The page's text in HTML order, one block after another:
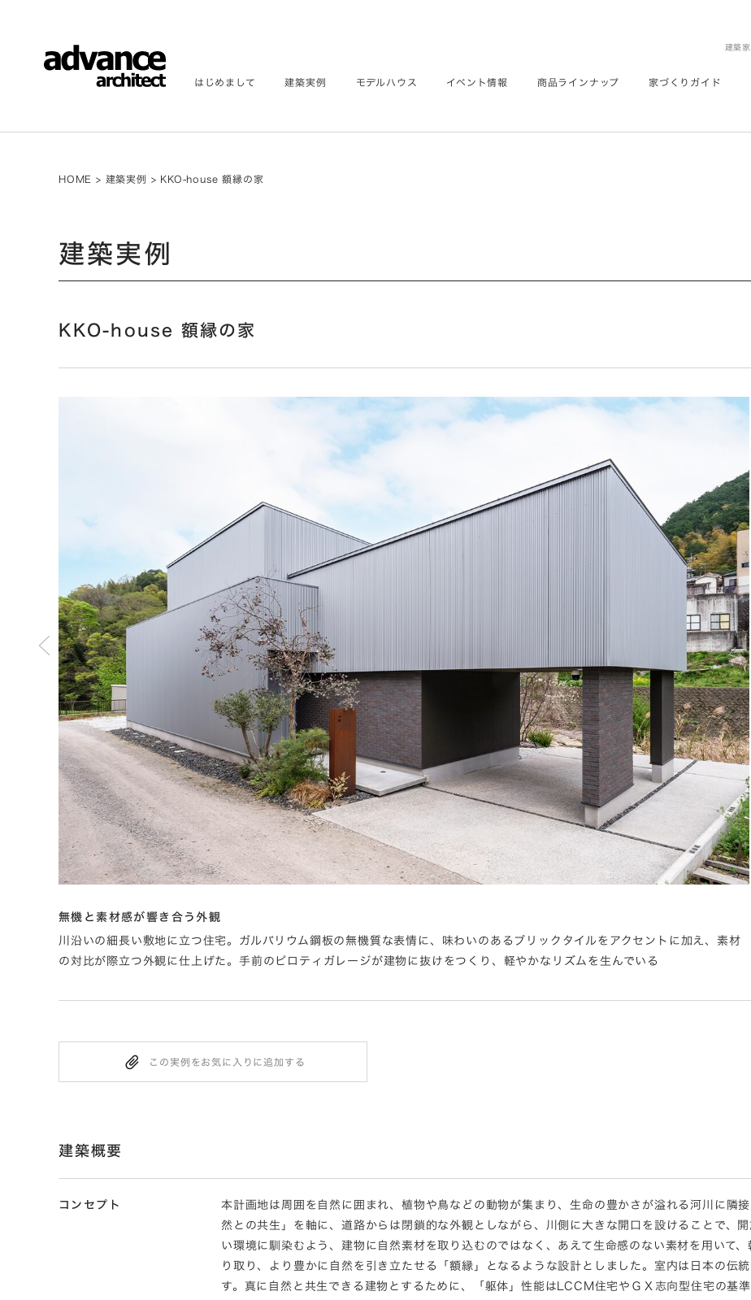
建築
はじめまして 建築実例 モデルハウス イベント情報 商品ラインナップ 家づくりガイド
HOME > 建築実例 > KKO-house 額縁の家
建築実例
KKO-house 額縁の家
無機と素材感が響き合う外観
川沿いの細長い敷地に立つ住宅。ガルバリウム鋼板の無機質な表情に、味わいのあるブリックタイルをアクセントに加え、素材
の対比が際立つ外観に仕上げた。手前のピロティガレージが建物に抜けをつくり、軽やかなリズムを生んでいる
建築概要
コンセプト
本計画地は周囲を自然に囲まれ、植物や鳥などの動物が集まり、生命の豊かさが溢れる河川に隣
然との共生」を軸に、道路からは閉鎖的な外観としながら、川側に大きな開口を設けることで、
い環境に馴染むよう、建物に自然素材を取り込むのではなく、あえて生命感のない素材を用いて
り取り、より豊かに自然を引き立たせる「額縁」となるような設計としました。室内は日本の伝
す。真に自然と共生できる建物とするために、「躯体」性能はLCCM住宅やＧＸ志向型住宅の基